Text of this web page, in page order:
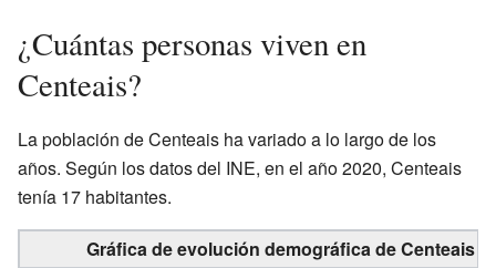
¿Cuántas personas viven en
Centeais?
La población de Centeais ha variado a lo largo de los
años. Según los datos del INE, en el año 2020, Centeais
tenía 17 habitantes.
Gráfica de evolución demográfica de Centeais